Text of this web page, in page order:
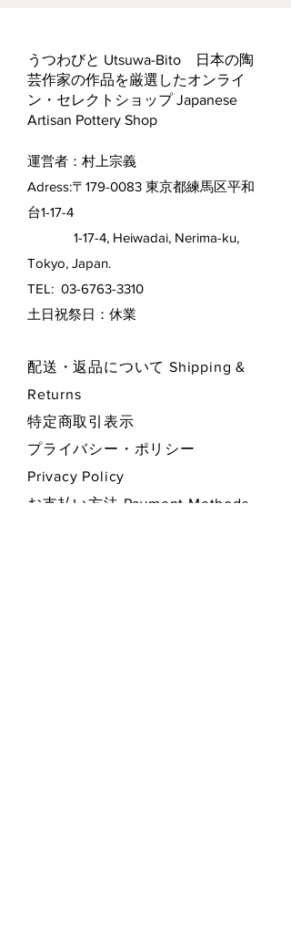
うつわびと Utsuwa-Bito 日本の陶
芸作家の作品を厳選したオンライ
ン・セレクトショップ Japanese
Artisan Pottery Shop
運営者：村上宗義
Adress:〒179-0083 東京都練馬区平和
台1-17-4
1-17-4, Heiwadai, Nerima-ku,
Tokyo, Japan.
TEL: 03-6763-3310
​土日祝祭日：休業
配送・返品について Shipping &
Returns
特定商取引表示
プライバシー・ポリシー
Privacy Policy
お支払い方法 Payment Methods